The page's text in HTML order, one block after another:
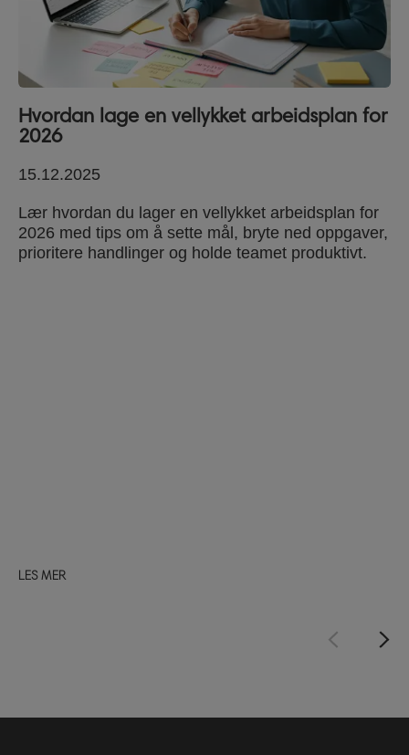
Hvordan lage en vellykket arbeidsplan for
2026
15.12.2025
Lær hvordan du lager en vellykket arbeidsplan for
2026 med tips om å sette mål, bryte ned oppgaver,
prioritere handlinger og holde teamet produktivt.
LES MER